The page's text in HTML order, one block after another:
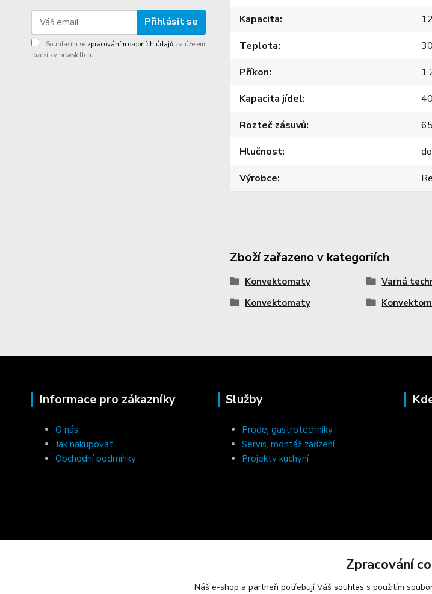
Přihlásit se
Souhlasím se zpracováním osobních údajů za účelem
rozesílky newsletteru.
Kapacita
Teplota
Příkon
Kapacita jídel
Rozteč zásuvů
Hlučnost
Výrobce
Zboží zařazeno v kategoriích
Konvektomaty Varná
Konvektomaty
Informace pro zákazníky
O nás
Jak nakupovat
Obchodní podmínky
Služby
Prodej gastrotechniky
Servis, montáž zařízení
Projekty kuchyní
Zpracování
Náš e-shop a partneři potřebují Váš souhlas s použitím